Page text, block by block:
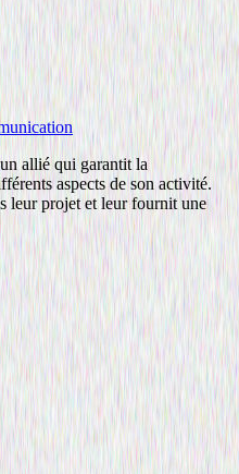
allié qui garantit la
aspects de son activité.
leur projet et leur fournit une